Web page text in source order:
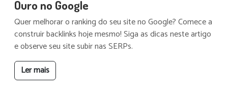
Ouro no Google
Quer melhorar o ranking do seu site no Google? Comece a
construir backlinks hoje mesmo! Siga as dicas neste artigo
e observe seu site subir nas SERPs.
Ler mais